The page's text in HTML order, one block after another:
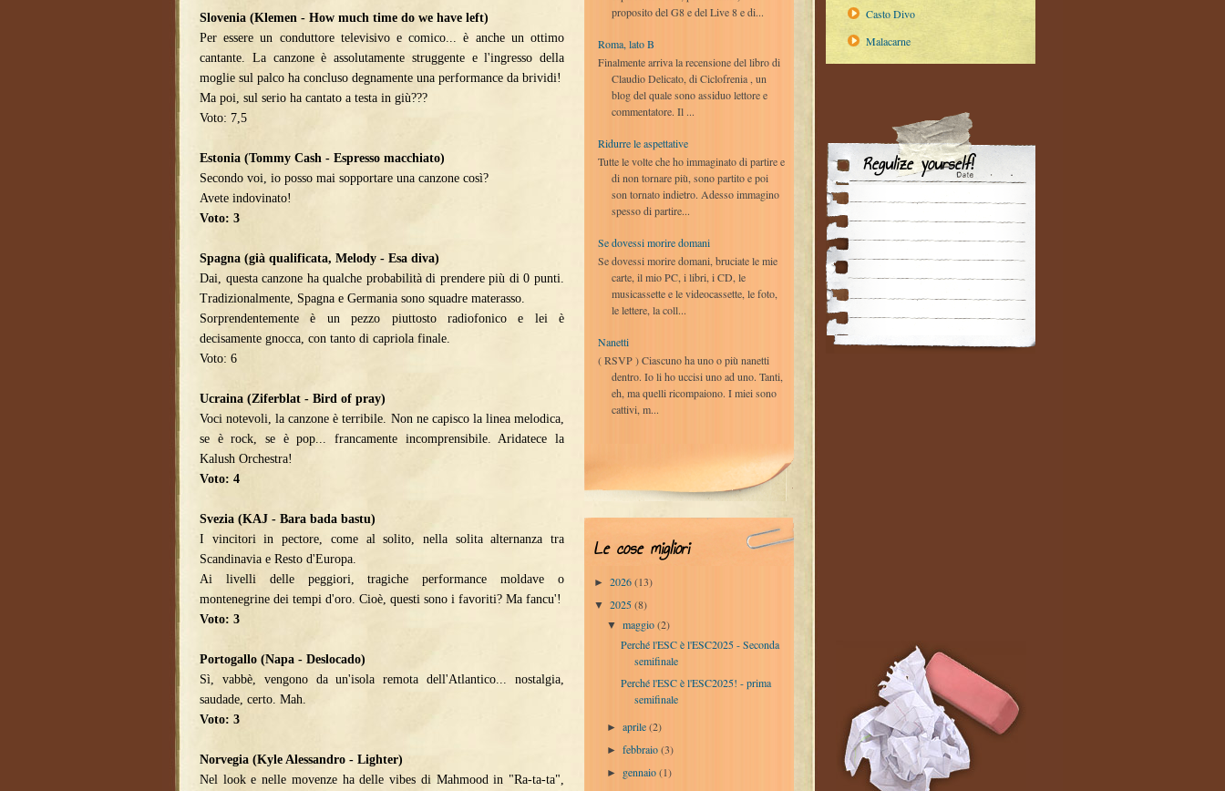
Slovenia (Klemen - How much time do we have left)
Per essere un conduttore televisivo e comico... è anche un ottimo
cantante. La canzone è assolutamente struggente e l'ingresso della
moglie sul palco ha concluso degnamente una performance da brividi!
Ma poi, sul serio ha cantato a testa in giù???
Voto: 7,5
Estonia (Tommy Cash - Espresso macchiato)
Secondo voi, io posso mai sopportare una canzone così?
Avete indovinato!
Voto: 3
Spagna (già qualificata, Melody - Esa diva)
Dai, questa canzone ha qualche probabilità di prendere più di 0 punti.
Tradizionalmente, Spagna e Germania sono squadre materasso.
Sorprendentemente è un pezzo piuttosto radiofonico e lei è
decisamente gnocca, con tanto di capriola finale.
Voto: 6
Ucraina (Ziferblat - Bird of pray)
Voci notevoli, la canzone è terribile. Non ne capisco la linea melodica,
se è rock, se è pop... francamente incomprensibile. Aridatece la
Kalush Orchestra!
Voto: 4
Svezia (KAJ - Bara bada bastu)
I vincitori in pectore, come al solito, nella solita alternanza tra
Scandinavia e Resto d'Europa.
Ai livelli delle peggiori, tragiche performance moldave o
montenegrine dei tempi d'oro. Cioè, questi sono i favoriti? Ma fancu'!
Voto: 3
Portogallo (Napa - Deslocado)
Sì, vabbè, vengono da un'isola remota dell'Atlantico... nostalgia,
saudade, certo. Mah.
Voto: 3
Norvegia (Kyle Alessandro - Lighter)
Nel look e nelle movenze ha delle vibes di Mahmood in "Ra-ta-ta",
Casto Divo
Malacarne
Regulize yourself!
proposito del G8 e del Live 8 e di...
Roma, lato B
Finalmente arriva la recensione del libro di
Claudio Delicato, di Ciclofrenia , un
blog del quale sono assiduo lettore e
commentatore. Il ...
Ridurre le aspettative
Tutte le volte che ho immaginato di partire e
di non tornare più, sono partito e poi
son tornato indietro. Adesso immagino
spesso di partire...
Se dovessi morire domani
Se dovessi morire domani, bruciate le mie
carte, il mio PC, i libri, i CD, le
musicassette e le videocassette, le foto,
le lettere, la coll...
Nanetti
( RSVP ) Ciascuno ha uno o più nanetti
dentro. Io li ho uccisi uno ad uno. Tanti,
eh, ma quelli ricompaiono. I miei sono
cattivi, m...
Le cose migliori
► 2026(13)
▼ 2025(8)
▼maggio(2)
Perché l'ESC è l'ESC2025 - Seconda
semifinale
Perché l'ESC è l'ESC2025! - prima
semifinale
►aprile(2)
►febbraio(3)
► gennaio(1)